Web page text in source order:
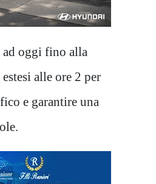
oggi fino alla
alle ore 2 per
e garantire una